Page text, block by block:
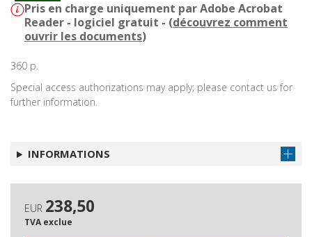
Pris en charge uniquement par Adobe Acrobat
Reader - logiciel gratuit - (découvrez comment
ouvrir les documents)
360 p.
Special access authorizations may apply; please contact us for
further information.
INFORMATIONS
EUR 238,50
TVA exclue